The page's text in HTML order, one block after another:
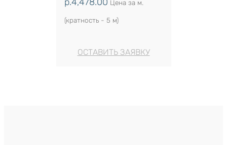
Цена за м.
(кратность - 5 м)
ОСТАВИТЬ ЗАЯВКУ